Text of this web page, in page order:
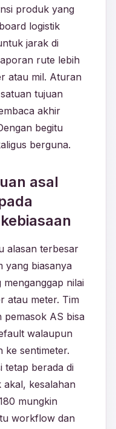
produk yang
logistik
jarak di
rute lebih
atau mil. Aturan
tujuan
akhir
begitu
berguna.
asal
alasan terbesar
yang biasanya
nilai
atau meter. Tim
pemasok AS bisa
walaupun
ke sentimeter.
tetap berada di
akal, kesalahan
mungkin
workflow dan